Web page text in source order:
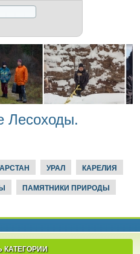
Лесоходы.
УРАЛ КАРЕЛИЯ
ПАМЯТНИКИ ПРИРОДЫ
КАТЕГОРИИ